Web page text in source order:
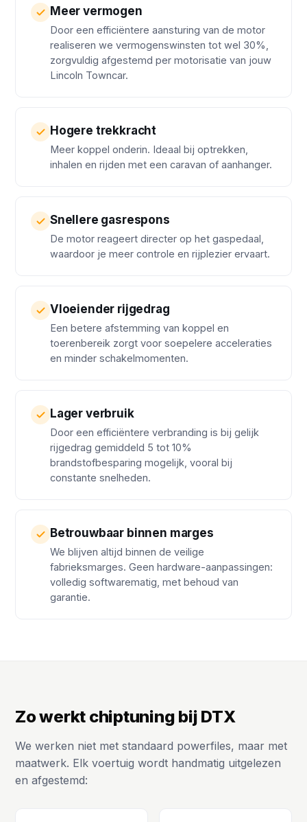
Meer vermogen
Door een efficiëntere aansturing van de motor
realiseren we vermogenswinsten tot wel 30%,
zorgvuldig afgestemd per motorisatie van jouw
Lincoln Towncar.
Hogere trekkracht
Meer koppel onderin. Ideaal bij optrekken,
inhalen en rijden met een caravan of aanhanger.
Snellere gasrespons
De motor reageert directer op het gaspedaal,
waardoor je meer controle en rijplezier ervaart.
Vloeiender rijgedrag
Een betere afstemming van koppel en
toerenbereik zorgt voor soepelere acceleraties
en minder schakelmomenten.
Lager verbruik
Door een efficiëntere verbranding is bij gelijk
rijgedrag gemiddeld 5 tot 10%
brandstofbesparing mogelijk, vooral bij
constante snelheden.
Betrouwbaar binnen marges
We blijven altijd binnen de veilige
fabrieksmarges. Geen hardware-aanpassingen:
volledig softwarematig, met behoud van
garantie.
Zo werkt chiptuning bij DTX
We werken niet met standaard powerfiles, maar met
maatwerk. Elk voertuig wordt handmatig uitgelezen
en afgestemd: